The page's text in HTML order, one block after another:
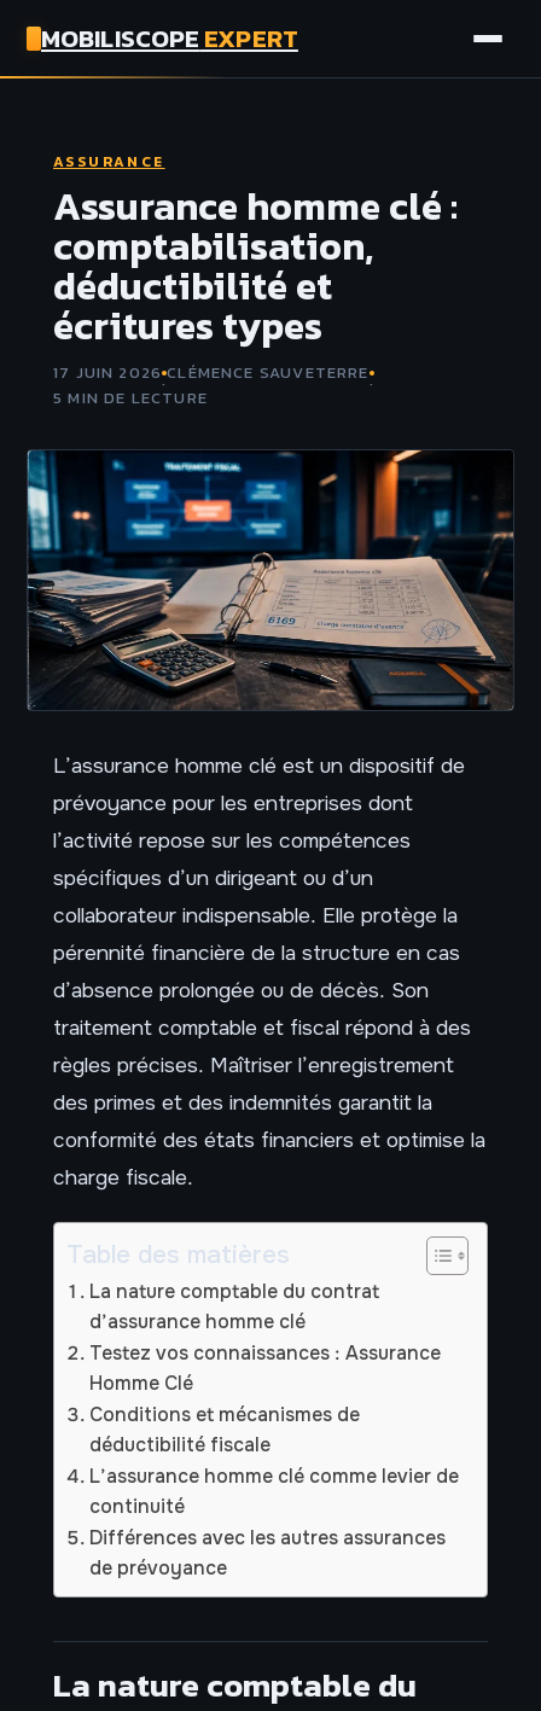
MOBILISCOPEEXPERT
ASSURANCE
TECH
ASSURANCE
Assurance homme clé :
comptabilisation,
déductibilité et
écritures types
17 JUIN 2026·CLÉMENCE SAUVETERRE·
5 MIN DE LECTURE
L’assurance homme clé est un dispositif de
prévoyance pour les entreprises dont
l’activité repose sur les compétences
spécifiques d’un dirigeant ou d’un
collaborateur indispensable. Elle protège la
pérennité financière de la structure en cas
d’absence prolongée ou de décès. Son
traitement comptable et fiscal répond à des
règles précises. Maîtriser l’enregistrement
des primes et des indemnités garantit la
conformité des états financiers et optimise la
charge fiscale.
Table des matières
La nature comptable du contrat
d’assurance homme clé
Testez vos connaissances : Assurance
Homme Clé
Conditions et mécanismes de
déductibilité fiscale
L’assurance homme clé comme levier de
continuité
Différences avec les autres assurances
de prévoyance
La nature comptable du